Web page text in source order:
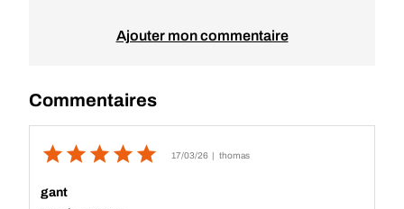
Ajouter mon commentaire
Commentaires
17/03/26 | thomas
gant